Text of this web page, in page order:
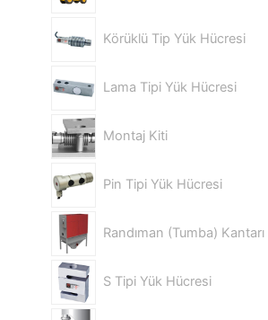
Körüklü Tip Yük Hücresi
Lama Tipi Yük Hücresi
Montaj Kiti
Pin Tipi Yük Hücresi
Randıman (Tumba) Kantarı
S Tipi Yük Hücresi